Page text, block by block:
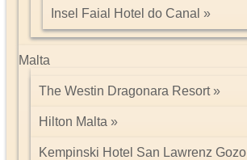
Insel Faial Hotel do Canal
Malta
The Westin Dragonara Resort
Hilton Malta
Kempinski Hotel San Lawrenz Gozo